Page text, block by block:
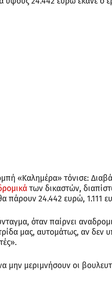
«Καλημέρα» τόνισε:
των δικαστών,
πάρουν 24.442 ευρώ, 1.111
όταν παίρνει
μας, αυτομάτως, αν δεν
μεριμνήσουν οι